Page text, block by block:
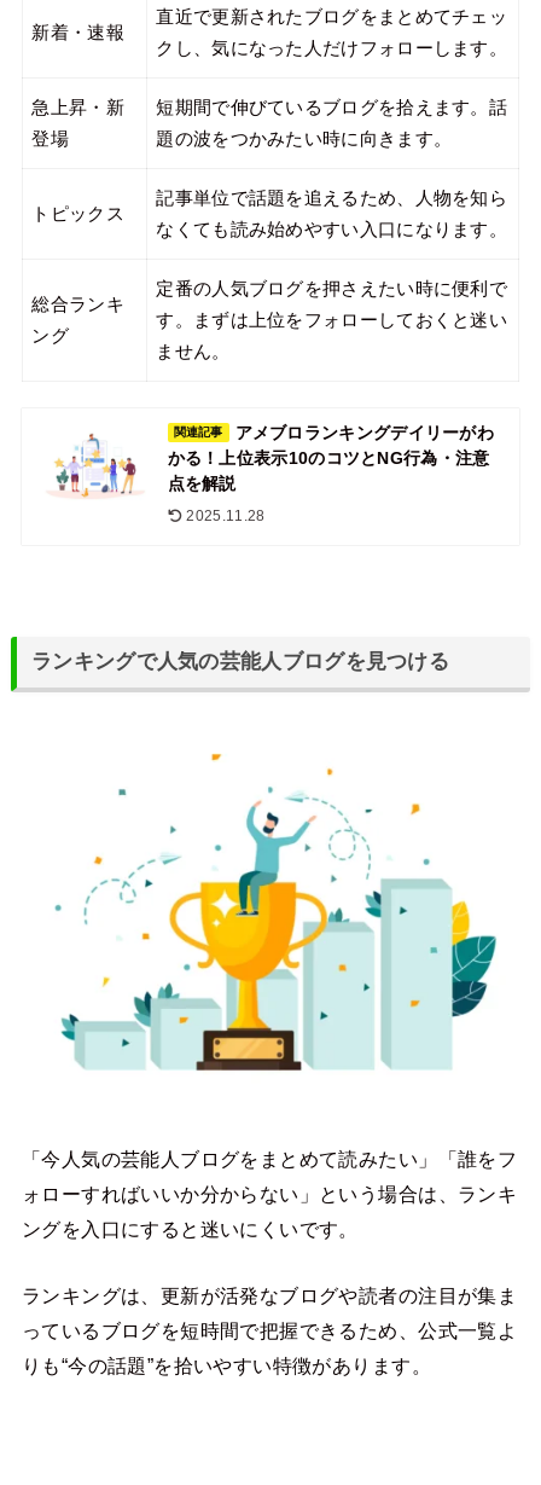
新着・速報
直近で更新されたブログをまとめてチェッ
クし、気になった人だけフォローします。
急上昇・新
登場
短期間で伸びているブログを拾えます。話
題の波をつかみたい時に向きます。
トピックス
記事単位で話題を追えるため、人物を知ら
なくても読み始めやすい入口になります。
総合ランキ
ング
定番の人気ブログを押さえたい時に便利で
す。まずは上位をフォローしておくと迷い
ません。
関連記事
アメブロランキングデイリーがわ
かる！上位表示10のコツとNG行為・注意
点を解説
2025.11.28
ランキングで人気の芸能人ブログを見つける
「今人気の芸能人ブログをまとめて読みたい」「誰をフ
ォローすればいいか分からない」という場合は、ランキ
ングを入口にすると迷いにくいです。
ランキングは、更新が活発なブログや読者の注目が集ま
っているブログを短時間で把握できるため、公式一覧よ
りも“今の話題”を拾いやすい特徴があります。